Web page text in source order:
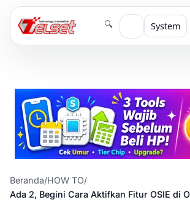
🔍 System
Beranda/HOW TO/
Ada 2, Begini Cara Aktifkan Fitur OSIE di